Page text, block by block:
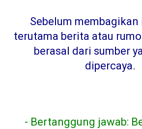
Sebelum
terutama berita atau
berasal dari sumber
dipercaya.
- Bertanggung jawab: